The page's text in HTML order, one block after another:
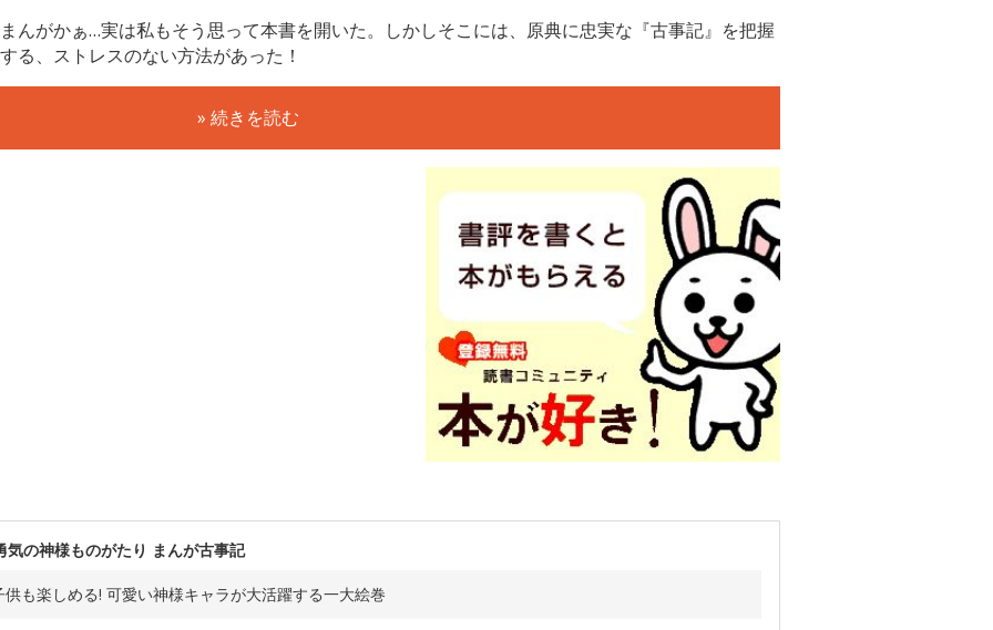
まんがかぁ…実は私もそう思って本書を開いた。しかしそこには、原典に忠実な『古事記』を把握
する、ストレスのない方法があった！
» 続きを読む
気の神様ものがたり まんが古事記
供も楽しめる! 可愛い神様キャラが大活躍する一大絵巻